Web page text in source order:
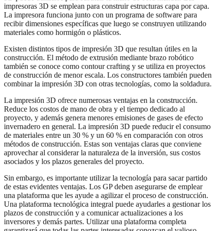
impresoras 3D se emplean para construir estructuras capa por capa.
La impresora funciona junto con un programa de software para
recibir dimensiones específicas que luego se construyen utilizando
materiales como hormigón o plásticos.
Existen distintos tipos de impresión 3D que resultan útiles en la
construcción. El método de extrusión mediante brazo robótico
también se conoce como contour crafting y se utiliza en proyectos
de construcción de menor escala. Los constructores también pueden
combinar la impresión 3D con otras tecnologías, como la soldadura.
La impresión 3D ofrece numerosas ventajas en la construcción.
Reduce los costos de mano de obra y el tiempo dedicado al
proyecto, y además genera menores emisiones de gases de efecto
invernadero en general. La impresión 3D puede reducir el consumo
de materiales entre un 30 % y un 60 % en comparación con otros
métodos de construcción. Estas son ventajas claras que conviene
aprovechar al considerar la naturaleza de la inversión, sus costos
asociados y los plazos generales del proyecto.
Sin embargo, es importante utilizar la tecnología para sacar partido
de estas evidentes ventajas. Los GP deben asegurarse de emplear
una plataforma que les ayude a agilizar el proceso de construcción.
Una plataforma tecnológica integral puede ayudarles a gestionar los
plazos de construcción y a comunicar actualizaciones a los
inversores y demás partes. Utilizar una plataforma completa